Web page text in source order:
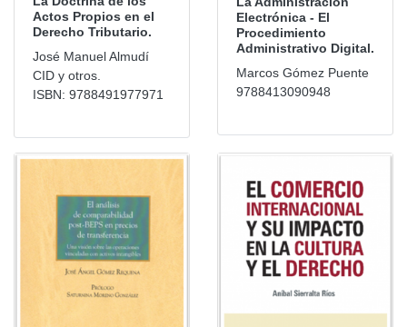
Actos Propios en el
Derecho Tributario.
José Manuel Almudí
CID y otros.
ISBN: 9788491977971
Electrónica - El
Procedimiento
Administrativo Digital.
Marcos Gómez Puente
9788413090948